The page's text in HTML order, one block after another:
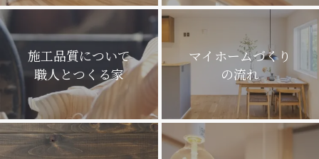
施工品質について
職人とつくる家
マイホームづくり
の流れ